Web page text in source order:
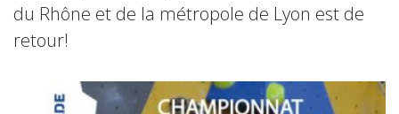
du Rhône et de la métropole de Lyon est de
retour!